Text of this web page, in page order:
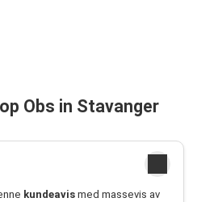
Obs in Stavanger
kundeavismed massevis av